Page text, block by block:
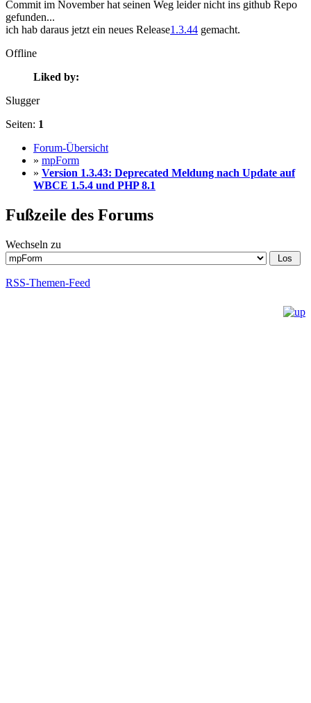
Commit im November hat seinen Weg leider nicht ins github Repo
gefunden...
ich hab daraus jetzt ein neues Release1.3.44 gemacht.
Offline
Liked by:
Slugger
Seiten: 1
Forum-Übersicht
» mpForm
» Version 1.3.43: Deprecated Meldung nach Update auf
WBCE 1.5.4 und PHP 8.1
Fußzeile des Forums
Wechseln zu
RSS-Themen-Feed